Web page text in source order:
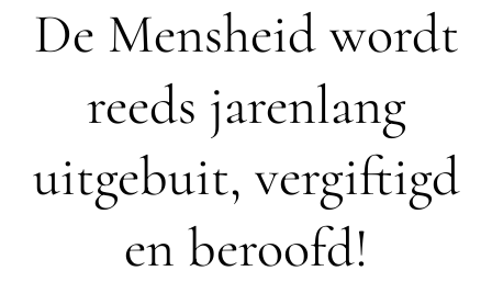
De Mensheid wordt
reeds jarenlang
uitgebuit, vergiftigd
en beroofd!